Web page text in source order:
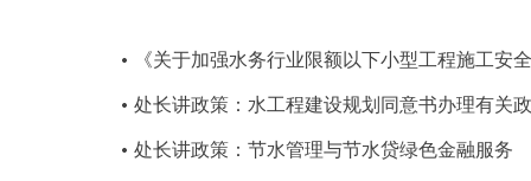
《关于加强水务行业限额以下小型工程施工安
处长讲政策：水工程建设规划同意书办理有关
处长讲政策：节水管理与节水贷绿色金融服务